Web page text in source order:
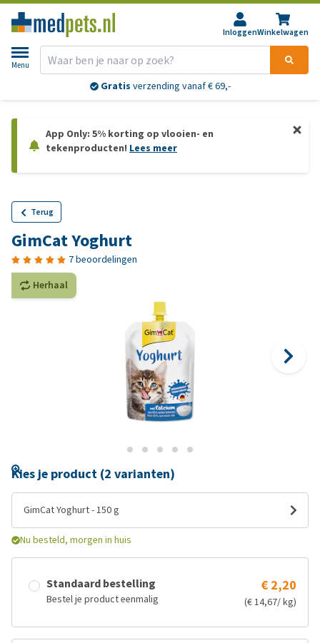
InloggenWinkelwagen
Menu
Gratis verzending vanaf € 69,-
App Only: 5% korting op vlooien- en
tekenproducten! Lees meer
Terug
GimCat Yoghurt
7 beoordelingen
Herhaal
Kies je product (2 varianten)
GimCat Yoghurt - 150 g
Nu besteld, morgen in huis
Standaard bestelling
Bestel je product eenmalig
€ 2,20
(€ 14,67/ kg)